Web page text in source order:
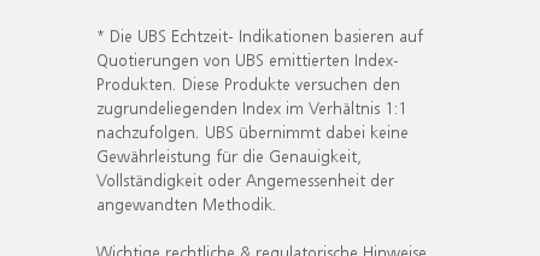
* Die UBS Echtzeit- Indikationen basieren auf
Quotierungen von UBS emittierten Index-
Produkten. Diese Produkte versuchen den
zugrundeliegenden Index im Verhältnis 1:1
nachzufolgen. UBS übernimmt dabei keine
Gewährleistung für die Genauigkeit,
Vollständigkeit oder Angemessenheit der
angewandten Methodik.